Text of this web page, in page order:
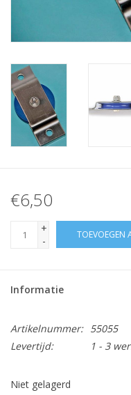
Rvs Sluiting
Rvs Staalkabel spanner
Staalkabel met coating
€6,50
+
-
TOEVOEGEN
Informatie
Artikelnummer: 55055
Levertijd:
1 - 3
Niet gelagerd